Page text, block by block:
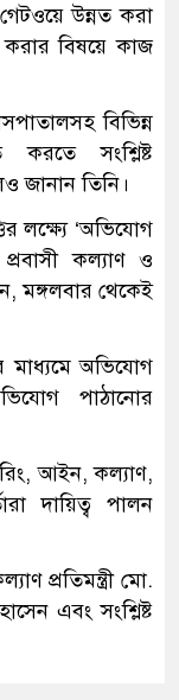
উন্নত করা
করার বিষয়ে কাজ
বিভিন্ন
করতে সংশ্লিষ্ট
জানান তিনি।
লক্ষ্যে ‘অভিযোগ
কল্যাণ ও
মঙ্গলবার থেকেই
মাধ্যমে অভিযোগ
পাঠানোর
আইন, কল্যাণ,
দায়িত্ব পালন
প্রতিমন্ত্রী মো.
এবং সংশ্লিষ্ট